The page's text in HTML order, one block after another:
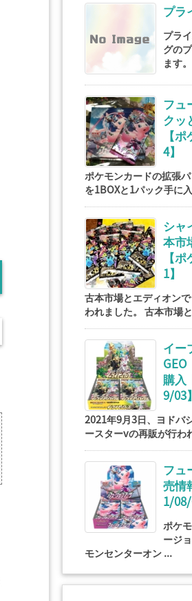
プラ
プラ
グの
ます
フュ
クッ
【
4】
ポケモンカードの拡張
を1BOXと1パック手に
シャ
本市
【
1】
古本市場とエディオン
われました。 古本市場
イー
購入
9/03】
2021年9月3日、ヨドバ
ースターvの再販が行わ
フュ
売情
1/08/
ポケ
ージ
モンセンターオン ...